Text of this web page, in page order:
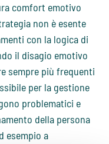
comfort emotivo
non è esente
con la logica di
il disagio emotivo
sempre più frequenti
per la gestione
problematici e
della persona
esempio a